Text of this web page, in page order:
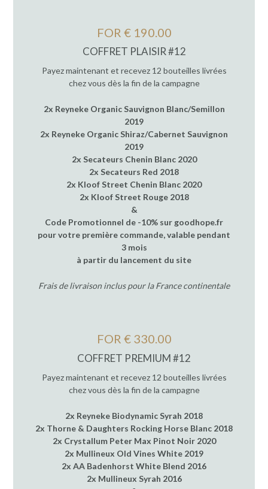
FOR € 190.00
COFFRET PLAISIR #12
Payez maintenant et recevez 12 bouteilles livrées
chez vous dès la fin de la campagne
2x Reyneke Organic Sauvignon Blanc/Semillon
2019
2x Reyneke Organic Shiraz/Cabernet Sauvignon
2019
2x Secateurs Chenin Blanc 2020
2x Secateurs Red 2018
2x Kloof Street Chenin Blanc 2020
2x Kloof Street Rouge 2018
&
Code Promotionnel de -10% sur goodhope.fr
pour votre première commande, valable pendant
3 mois
à partir du lancement du site
Frais de livraison inclus pour la France continentale
FOR € 330.00
COFFRET PREMIUM #12
Payez maintenant et recevez 12 bouteilles livrées
chez vous dès la fin de la campagne
2x Reyneke Biodynamic Syrah 2018
2x Thorne & Daughters Rocking Horse Blanc 2018
2x Crystallum Peter Max Pinot Noir 2020
2x Mullineux Old Vines White 2019
2x AA Badenhorst White Blend 2016
2x Mullineux Syrah 2016